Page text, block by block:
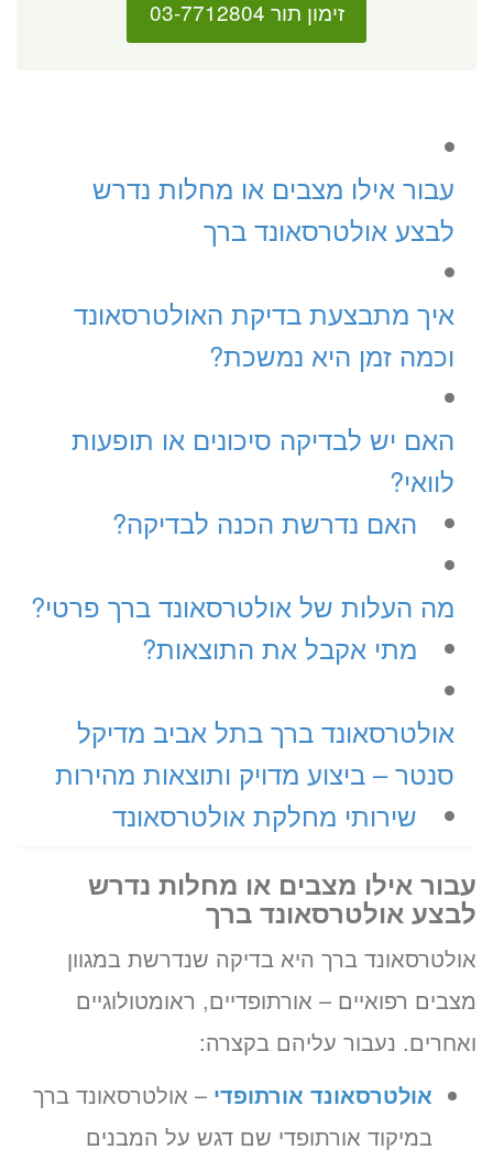
זימון תור 03-7712804
עבור אילו מצבים או מחלות נדרש
לבצע אולטרסאונד ברך
איך מתבצעת בדיקת האולטרסאונד
וכמה זמן היא נמשכת?
האם יש לבדיקה סיכונים או תופעות
לוואי?
האם נדרשת הכנה לבדיקה?
מה העלות של אולטרסאונד ברך פרטי?
מתי אקבל את התוצאות?
אולטרסאונד ברך בתל אביב מדיקל
סנטר – ביצוע מדויק ותוצאות מהירות
שירותי מחלקת אולטרסאונד
עבור אילו מצבים או מחלות נדרש
לבצע אולטרסאונד ברך
אולטרסאונד ברך היא בדיקה שנדרשת במגוון
מצבים רפואיים – אורתופדיים, ראומטולוגיים
ואחרים. נעבור עליהם בקצרה:
אולטרסאונד אורתופדי – אולטרסאונד ברך
במיקוד אורתופדי שם דגש על המבנים